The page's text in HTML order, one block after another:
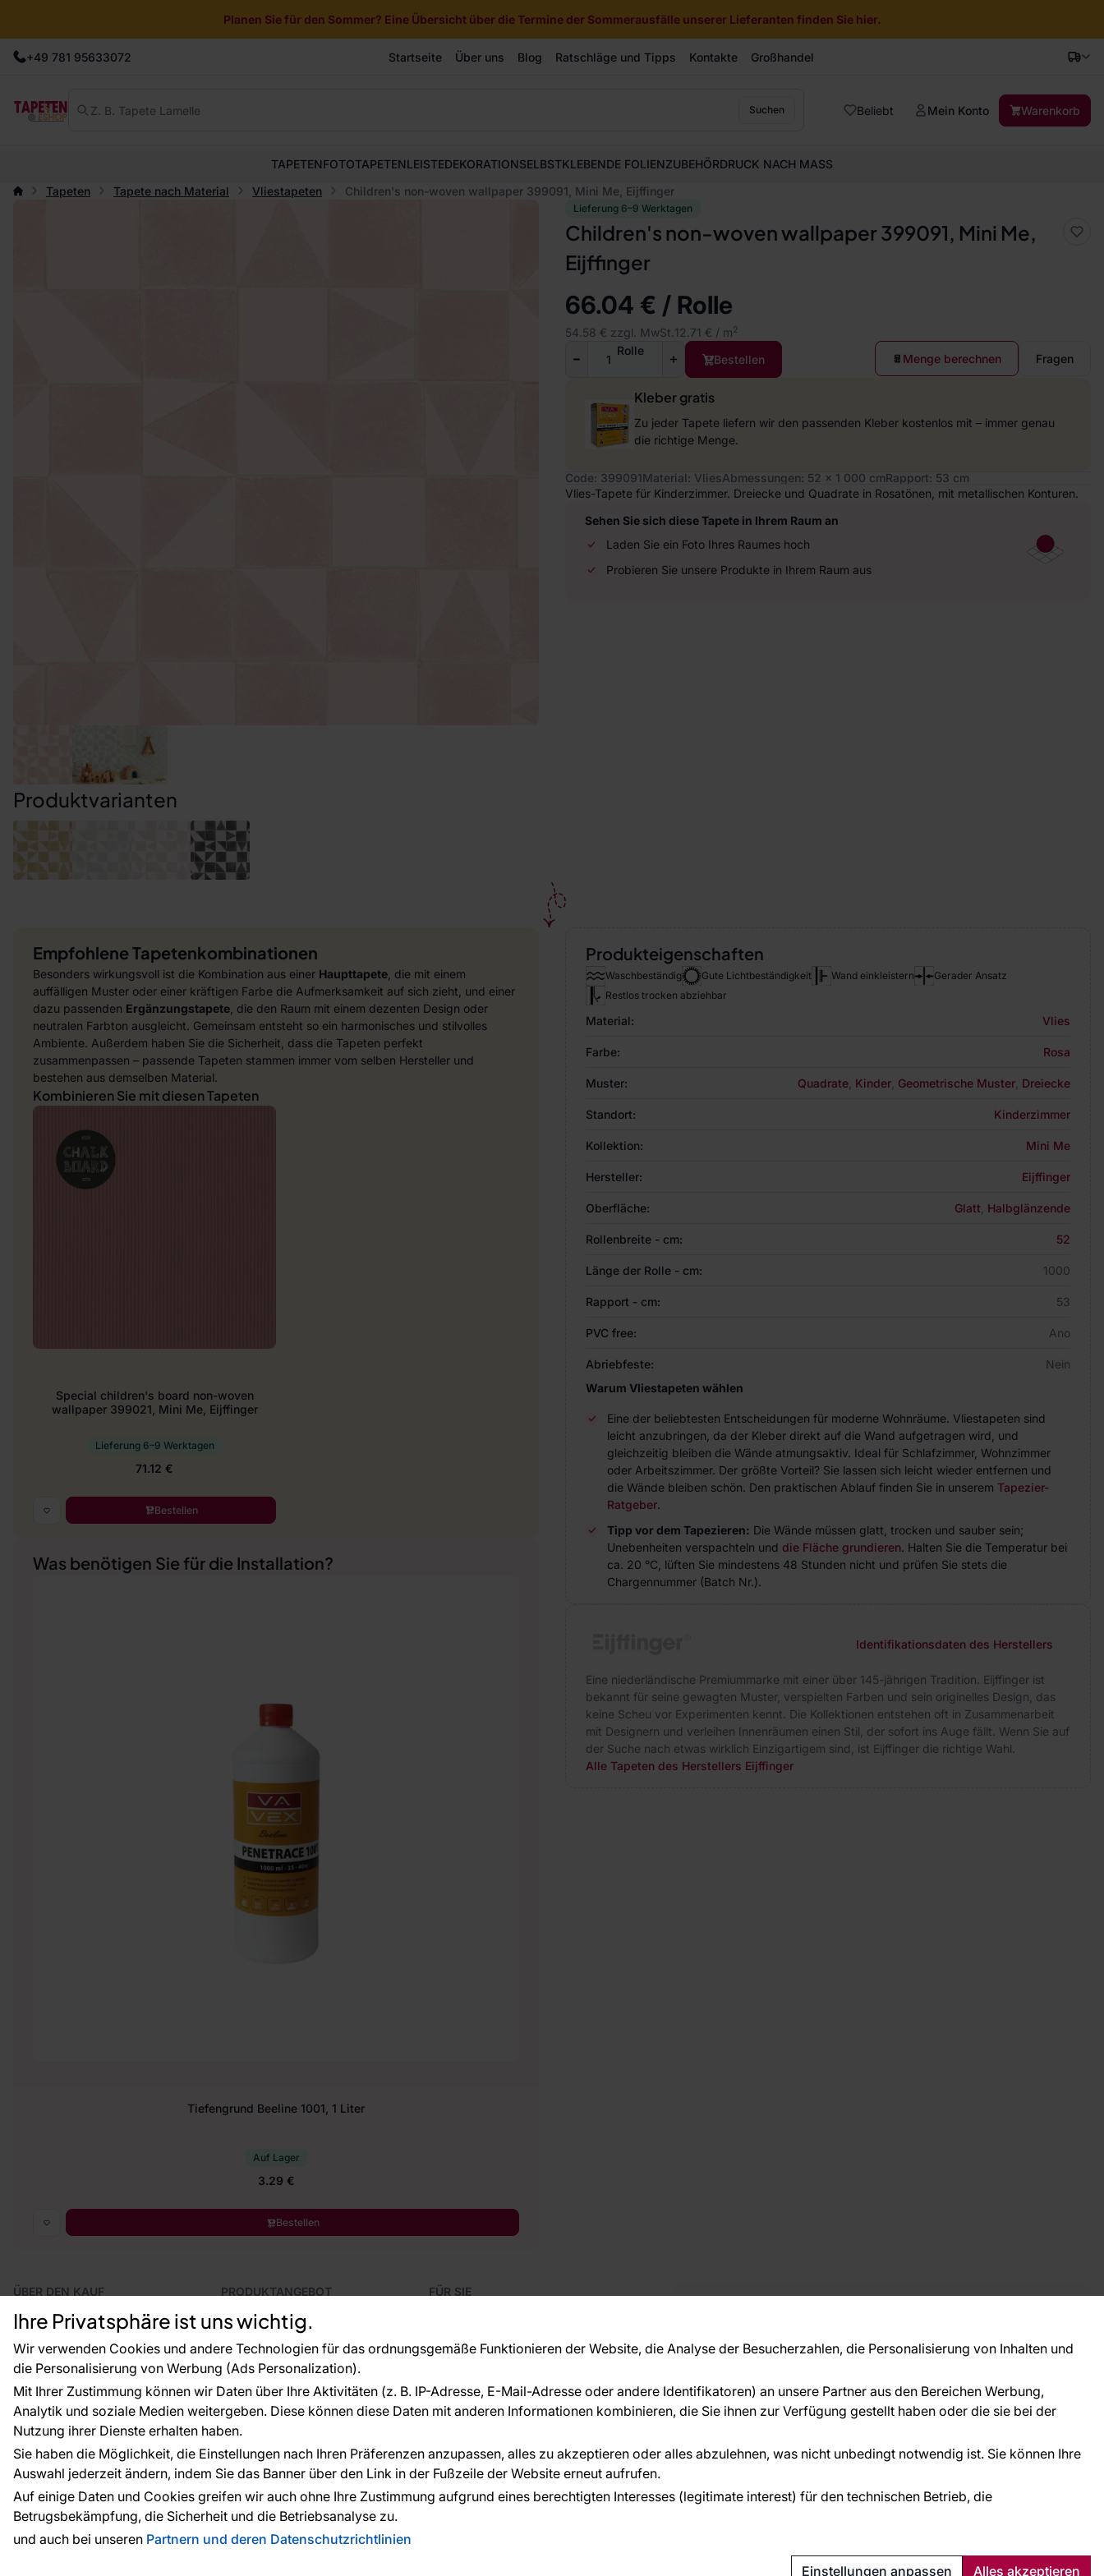
Ihre Privatsphäre ist uns wichtig.
Wir verwenden Cookies und andere Technologien für das ordnungsgemäße Funktionieren der Website, die Analyse der Besucherzahlen, die Personalisierung von Inhalten und
die Personalisierung von Werbung (Ads Personalization).
Mit Ihrer Zustimmung können wir Daten über Ihre Aktivitäten (z. B. IP-Adresse, E-Mail-Adresse oder andere Identifikatoren) an unsere Partner aus den Bereichen Werbung,
Analytik und soziale Medien weitergeben. Diese können diese Daten mit anderen Informationen kombinieren, die Sie ihnen zur Verfügung gestellt haben oder die sie bei der
Nutzung ihrer Dienste erhalten haben.
Sie haben die Möglichkeit, die Einstellungen nach Ihren Präferenzen anzupassen, alles zu akzeptieren oder alles abzulehnen, was nicht unbedingt notwendig ist. Sie können Ihre
Auswahl jederzeit ändern, indem Sie das Banner über den Link in der Fußzeile der Website erneut aufrufen.
Auf einige Daten und Cookies greifen wir auch ohne Ihre Zustimmung aufgrund eines berechtigten Interesses (legitimate interest) für den technischen Betrieb, die
Betrugsbekämpfung, die Sicherheit und die Betriebsanalyse zu.
und auch bei unseren Partnern und deren Datenschutzrichtlinien
Einstellungen anpassen
Alles akzeptieren
Planen Sie für den Sommer? Eine Übersicht über die Termine der Sommerausfälle unserer Lieferanten finden Sie hier.
+49 781 95633072 Startseite Über uns Blog Ratschläge und Tipps Kontakte Großhandel
Suchen Beliebt Mein Konto Warenkorb
TAPETENFOTOTAPETENLEISTEDEKORATIONSELBSTKLEBENDE FOLIENZUBEHÖRDRUCK NACH MASS
Tapeten
Tapete nach Material Vliestapeten Children's non-woven wallpaper 399091, Mini Me, Eijffinger
Lieferung 6–9 Werktagen
Children's non-woven wallpaper 399091, Mini Me,
Eijffinger
66.04 € / Rolle
54.58 € zzgl. MwSt. 12.71 € / m2
Rolle
Bestellen Menge berechnen Fragen
Kleber gratis
Zu jeder Tapete liefern wir den passenden Kleber kostenlos mit – immer genau
die richtige Menge.
Code: 399091Material: VliesAbmessungen: 52 x 1 000 cmRapport: 53 cm
Vlies-Tapete für Kinderzimmer. Dreiecke und Quadrate in Rosatönen, mit metallischen Konturen.
Sehen Sie sich diese Tapete in Ihrem Raum an
Laden Sie ein Foto Ihres Raumes hoch
Probieren Sie unsere Produkte in Ihrem Raum aus
Produktvarianten
Produkteigenschaften
Waschbeständig Gute Lichtbeständigkeit Wand einkleistern
Gerader Ansatz
Restlos trocken abziehbar
Material: Vlies
Farbe: Rosa
Muster: Quadrate Kinder Geometrische Muster Dreiecke
Standort: Kinderzimmer
Kollektion: Mini Me
Hersteller: Eijffinger
Oberfläche: Glatt Halbglänzende
Rollenbreite - cm: 52
Länge der Rolle - cm: 1000
Rapport - cm: 53
PVC free: Ano
Abriebfeste:
Nein
Warum Vliestapeten wählen
Eine der beliebtesten Entscheidungen für moderne Wohnräume. Vliestapeten sind
leicht anzubringen, da der Kleber direkt auf die Wand aufgetragen wird, und
gleichzeitig bleiben die Wände atmungsaktiv. Ideal für Schlafzimmer, Wohnzimmer
oder Arbeitszimmer. Der größte Vorteil? Sie lassen sich leicht wieder entfernen und
die Wände bleiben schön. Den praktischen Ablauf finden Sie in unserem Tapezier-
Ratgeber.
Tipp vor dem Tapezieren: Die Wände müssen glatt, trocken und sauber sein;
Unebenheiten verspachteln und die Fläche grundieren. Halten Sie die Temperatur bei
ca. 20 °C, lüften Sie mindestens 48 Stunden nicht und prüfen Sie stets die
Chargennummer (Batch Nr.).
Identifikationsdaten des Herstellers
Eine niederländische Premiummarke mit einer über 145-jährigen Tradition. Eijffinger ist
bekannt für seine gewagten Muster, verspielten Farben und sein originelles Design, das
keine Scheu vor Experimenten kennt. Die Kollektionen entstehen oft in Zusammenarbeit
mit Designern und verleihen Innenräumen einen Stil, der sofort ins Auge fällt. Wenn Sie auf
der Suche nach etwas wirklich Einzigartigem sind, ist Eijffinger die richtige Wahl.
Alle Tapeten des Herstellers Eijffinger
Empfohlene Tapetenkombinationen
Besonders wirkungsvoll ist die Kombination aus einer Haupttapete , die mit einem
auffälligen Muster oder einer kräftigen Farbe die Aufmerksamkeit auf sich zieht, und einer
dazu passenden Ergänzungstapete , die den Raum mit einem dezenten Design oder
neutralen Farbton ausgleicht. Gemeinsam entsteht so ein harmonisches und stilvolles
Ambiente. Außerdem haben Sie die Sicherheit, dass die Tapeten perfekt
zusammenpassen – passende Tapeten stammen immer vom selben Hersteller und
bestehen aus demselben Material.
Kombinieren Sie mit diesen Tapeten
Special children's board non-woven
wallpaper 399021, Mini Me, Eijffinger
Lieferung 6–9 Werktagen
71.12 €
Bestellen
Was benötigen Sie für die Installation?
Tiefengrund Beeline 1001, 1 Liter
Auf Lager
3.29 €
Bestellen
ÜBER DEN KAUF
Versand und Bezahlung
Vertragsrücktritt
Reklamationsverfahren
Rücksendung von Waren
CE-Zertifizierung
Großhandel
Raumvisualisierung
PRODUKTANGEBOT
Fototapeten
Leiste
Dekoration
Selbstklebende Folien
Zubehör
Tapetenmuster
FÜR SIE
EU-Projekte
Ratschläge und Tipps
ÜBER DAS UNTERNEHMEN
beraten Sie persönlich.
service@tapeteneshop.de
Zahlungsarten: Die Zahlungen werden geleistet von:
Schutz personenbezogener DatenCookies